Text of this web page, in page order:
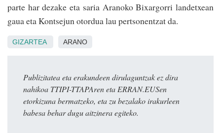
parte har dezake eta saria Aranoko Bixargorri landetxean
gaua eta Kontsejun otordua lau pertsonentzat da.
GIZARTEA ARANO
Publizitatea eta erakundeen dirulaguntzak ez dira
nahikoa TTIPI-TTAPAren eta ERRAN.EUSen
etorkizuna bermatzeko, eta zu bezalako irakurleen
babesa behar dugu aitzinera egiteko.